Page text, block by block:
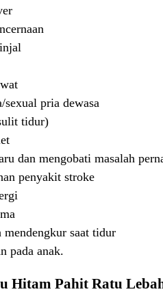
pria dewasa
tidur)
dan mengobati masalah
penyakit stroke
mendengkur saat tidur
pada anak.
Hitam Pahit Ratu